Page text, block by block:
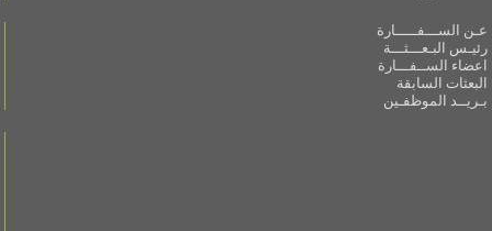
عـن الســـفـــــارة
رئيـس البـعـــثـــة
اعضاء الســفـــارة
البعثات السابقة
بـريــد الموظفـين